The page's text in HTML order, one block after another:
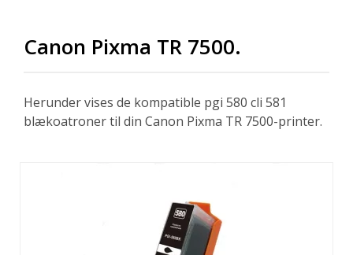
Canon Pixma TR 7500.
Herunder vises de kompatible pgi 580 cli 581
blækoatroner til din Canon Pixma TR 7500-printer.